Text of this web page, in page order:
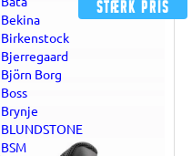
Bekina
Birkenstock
Bjerregaard
Björn Borg
Boss
Brynje
BLUNDSTONE
BSM
Stærk pris